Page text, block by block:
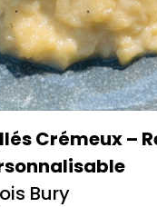
Crémeux –
Bury